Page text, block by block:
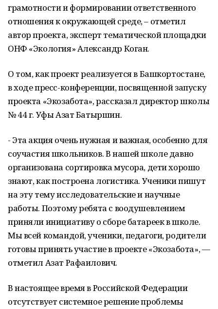
грамотности и формировании ответственного
отношения к окружающей среде, – отметил
автор проекта, эксперт тематической площадки
ОНФ «Экология» Александр Коган.
О том, как проект реализуется в Башкортостане,
в ходе пресс-конференции, посвященной запуску
проекта «Экозабота», рассказал директор школы
№ 44 г. Уфы Азат Батыршин.
- Эта акция очень нужная и важная, особенно для
соучастия школьников. В нашей школе давно
организована сортировка мусора, дети хорошо
знают, как построена логистика. Ученики пишут
на эту тему исследовательские и научные
работы. Поэтому ребята с воодушевлением
приняли инициативу о сборе батареек в школе.
Мы всей командой, ученики, педагоги, родители
готовы принять участие в проекте «Экозабота», —
отметил Азат Рафаилович.
В настоящее время в Российской Федерации
отсутствует системное решение проблемы